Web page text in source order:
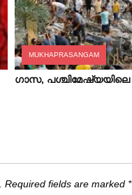
MUKHAPRASANGAM
ഗാസ, പശ്ചിമേഷ്യയിലെ
Required fields are marked *